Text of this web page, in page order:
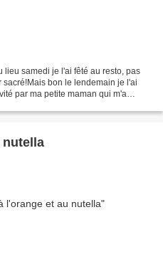
lieu samedi je l'ai fêté au resto, pas
bon le lendemain je l'ai
par ma petite maman qui m'a
nutella